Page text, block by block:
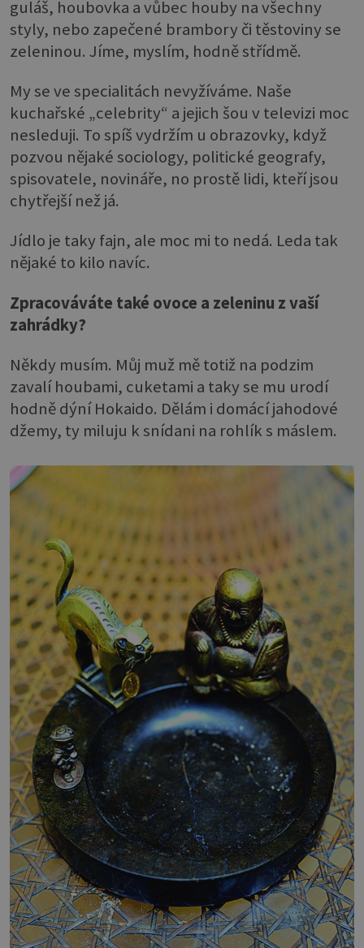
guláš, houbovka a vůbec houby na všechny
styly, nebo zapečené brambory či těstoviny se
zeleninou. Jíme, myslím, hodně střídmě.
My se ve specialitách nevyžíváme. Naše
kuchařské „celebrity“ a jejich šou v televizi moc
nesleduji. To spíš vydržím u obrazovky, když
pozvou nějaké sociology, politické geografy,
spisovatele, novináře, no prostě lidi, kteří jsou
chytřejší než já.
Jídlo je taky fajn, ale moc mi to nedá. Leda tak
nějaké to kilo navíc.
Zpracováváte také ovoce a zeleninu z vaší
zahrádky?
Někdy musím. Můj muž mě totiž na podzim
zavalí houbami, cuketami a taky se mu urodí
hodně dýní Hokaido. Dělám i domácí jahodové
džemy, ty miluju k snídani na rohlík s máslem.